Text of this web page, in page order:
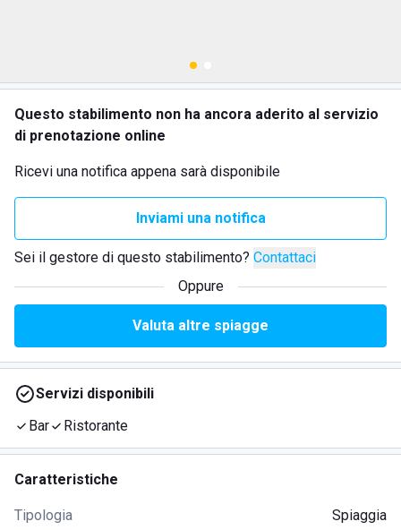
Questo stabilimento non ha ancora aderito al servizio
di prenotazione online
Ricevi una notifica appena sarà disponibile
Inviami una notifica
Sei il gestore di questo stabilimento? Contattaci
Oppure
Valuta altre spiagge
Servizi disponibili
Bar
Ristorante
Caratteristiche
Tipologia Spiaggia